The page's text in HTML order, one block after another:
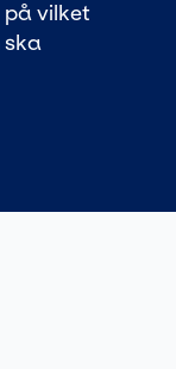
vilket
ska